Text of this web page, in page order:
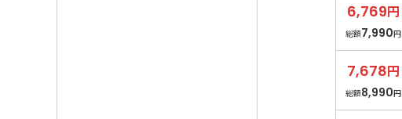
6,769円
総額7,990円
7,678円
総額8,990円